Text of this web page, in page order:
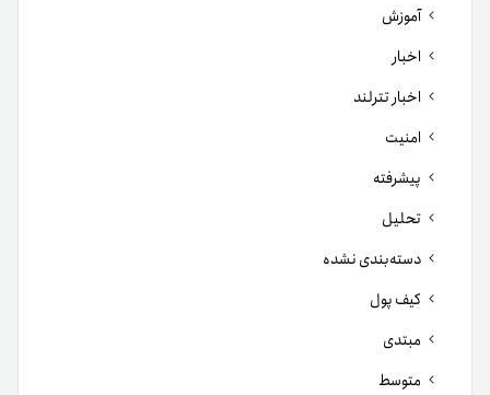
آموزش
اخبار
اخبار تترلند
امنیت
پیشرفته
تحلیل
دسته‌بندی نشده
کیف پول
مبتدی
متوسط